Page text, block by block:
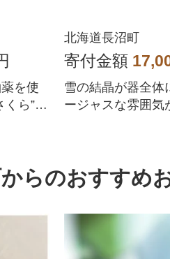
を使
くら”を
北海道長沼町
寄付金額
雪の結晶が器全体
ージャスな雰囲気
らのおすすめ